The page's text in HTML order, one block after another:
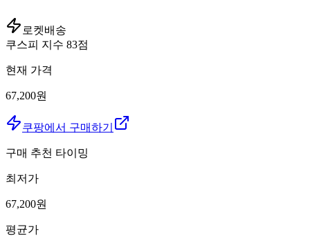
로켓배송
쿠스피 지수 83점
현재 가격
67,200원
쿠팡에서 구매하기
구매 추천 타이밍
최저가
67,200원
평균가